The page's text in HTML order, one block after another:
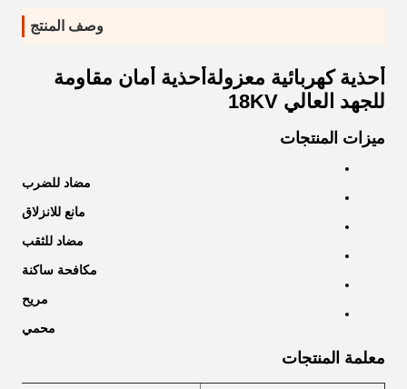
وصف المنتج
أحذية كهربائية معزولة أحذية أمان مقاومة
للجهد العالي 18KV
ميزات المنتجات
مضاد للضرب
مانع للانزلاق
مضاد للثقب
مكافحة ساكنة
مريح
محمي
معلمة المنتجات